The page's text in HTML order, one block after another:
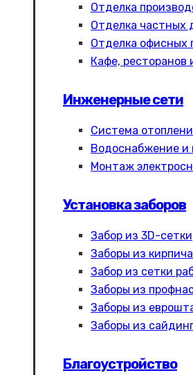
Отделка
Отделка частных
Отделка офисных
Кафе, ресторанов
Инженерные сети
Система
Водоснабжение и
Монтаж
Установка заборов
Забор из 3D-сетки
Заборы из кирпича
Забор из сетки
Заборы из
Заборы из
Заборы из
Благоустройство